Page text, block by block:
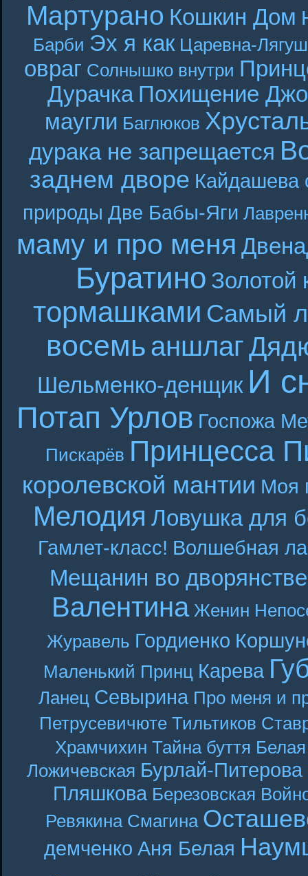
Мартурано Кошкин Дом
Барби Эх я как Царевна-
овраг Солнышко внутри
Дурачка Похищение
маугли Баглюков
дурака не запрещается
заднем дворе Кайдашева
природы Две Бабы-Яги
маму и про меня
Буратино Золотой
тормашками Самый
восемьаншлаг
Шельменко-денщик И
Потап Урлов Госпожа
Пискарёв Принцесса
королевской мантии Моя
Мелодия Ловушка для
Гамлет-класс! Волшебная
Мещанин во дворянстве
Валентина Женин
Журавель Гордиенко
Маленький Принц Карева
Ланец Севырина Про меня и
Петрусевичюте Тильтиков
Храмчихин Тайна буття
Ложичевская Бурлай-Питерова
Пляшкова Березовская
Ревякина Смагина
демченко Аня Белая